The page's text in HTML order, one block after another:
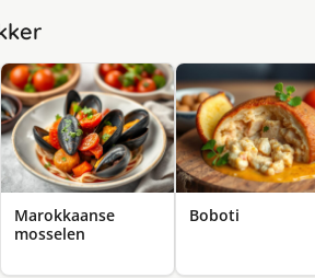
Marokkaanse
mosselen
Boboti